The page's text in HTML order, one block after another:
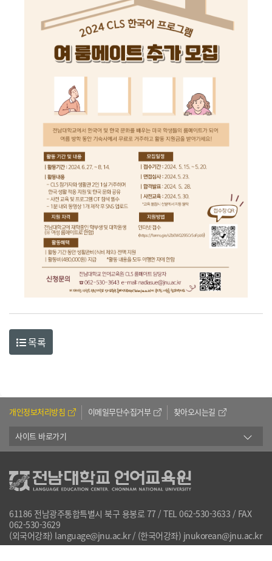
목록
개인정보처리방침 이메일무단수집거부 찾아오시는길
사이트 바로가기
61186 전남광주통합특별시 북구 용봉로 77 / TEL 062-530-3633 / FAX
062-530-3629
(외국어강좌) language@jnu.ac.kr / (한국어강좌) jnukorean@jnu.ac.kr